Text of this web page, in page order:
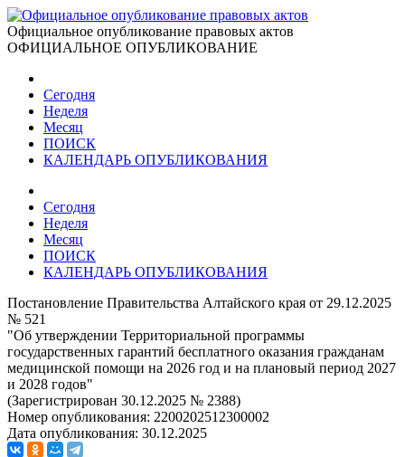
Официальное опубликование правовых актов
ОФИЦИАЛЬНОЕ ОПУБЛИКОВАНИЕ
Сегодня
Неделя
Месяц
ПОИСК
КАЛЕНДАРЬ ОПУБЛИКОВАНИЯ
Сегодня
Неделя
Месяц
ПОИСК
КАЛЕНДАРЬ ОПУБЛИКОВАНИЯ
Постановление Правительства Алтайского края от 29.12.2025
№ 521
"Об утверждении Территориальной программы
государственных гарантий бесплатного оказания гражданам
медицинской помощи на 2026 год и на плановый период 2027
и 2028 годов"
(Зарегистрирован 30.12.2025 № 2388)
Номер опубликования: 2200202512300002
Дата опубликования: 30.12.2025